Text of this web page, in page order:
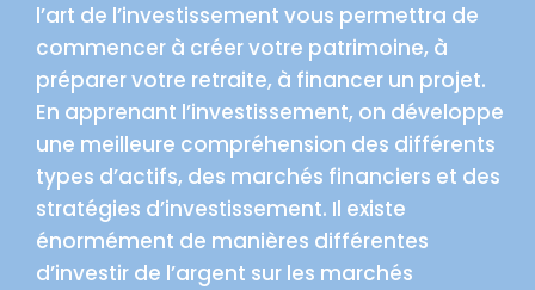
l’art de l’investissement vous permettra de
commencer à créer votre patrimoine, à
préparer votre retraite, à financer un projet.
En apprenant l’investissement, on développe
une meilleure compréhension des différents
types d’actifs, des marchés financiers et des
stratégies d’investissement. Il existe
énormément de manières différentes
d’investir de l’argent sur les marchés